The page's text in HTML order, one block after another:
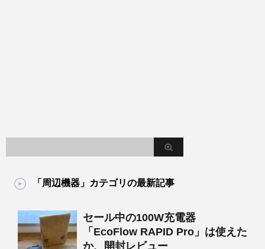
「周辺機器」カテゴリの最新記事
セール中の100W充電器
「EcoFlow RAPID Pro」は使えた
か、開封レビュー